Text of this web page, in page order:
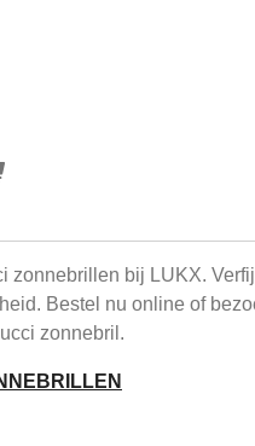
zonnebrillen bij LUKX.
Bestel nu online of
zonnebril.